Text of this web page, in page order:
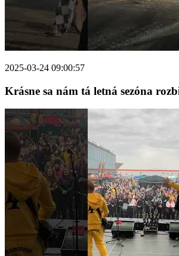
2025-03-24 09:00:57
Krásne sa nám tá letná sezóna